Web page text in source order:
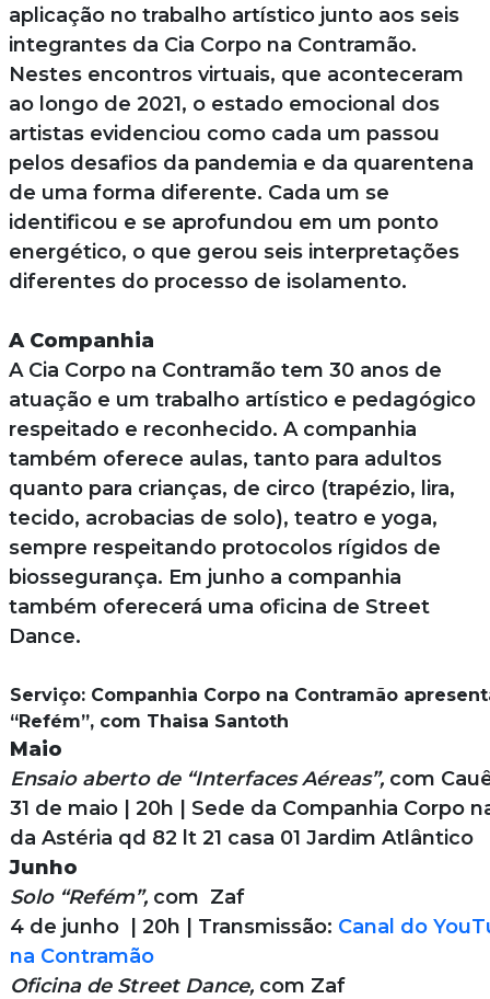
aplicação no trabalho artístico junto aos seis
integrantes da Cia Corpo na Contramão.
Nestes encontros virtuais, que aconteceram
ao longo de 2021, o estado emocional dos
artistas evidenciou como cada um passou
pelos desafios da pandemia e da quarentena
de uma forma diferente. Cada um se
identificou e se aprofundou em um ponto
energético, o que gerou seis interpretações
diferentes do processo de isolamento.
A Companhia
A Cia Corpo na Contramão tem 30 anos de
atuação e um trabalho artístico e pedagógico
respeitado e reconhecido. A companhia
também oferece aulas, tanto para adultos
quanto para crianças, de circo (trapézio, lira,
tecido, acrobacias de solo), teatro e yoga,
sempre respeitando protocolos rígidos de
biossegurança. Em junho a companhia
também oferecerá uma oficina de Street
Dance.
Serviço: Companhia Corpo na Contramão
“Refém”, com Thaisa Santoth
Maio
Ensaio aberto de “Interfaces Aéreas”, com
31 de maio | 20h | Sede da Companhia Corpo
da Astéria qd 82 lt 21 casa 01 Jardim Atlântico
Junho
Solo “Refém”, com Zaf
4 de junho | 20h | Transmissão: Canal do
na Contramão
Oficina de Street Dance, com Zaf